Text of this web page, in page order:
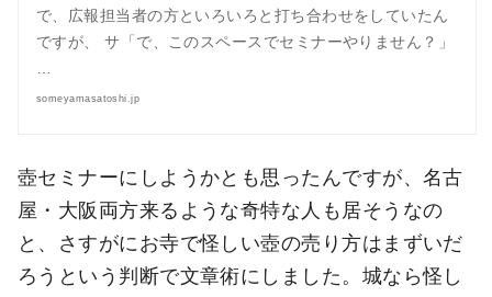
で、広報担当者の方といろいろと打ち合わせをしていたん
ですが、 サ「で、このスペースでセミナーやりません？」
someyamasatoshi.jp
壺セミナーにしようかとも思ったんですが、名古
屋・大阪両方来るような奇特な人も居そうなの
と、さすがにお寺で怪しい壺の売り方はまずいだ
ろうという判断で文章術にしました。城なら怪し